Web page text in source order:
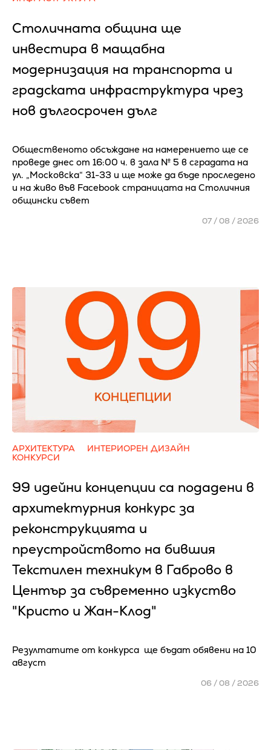
Столичната община ще
инвестира в мащабна
модернизация на транспорта и
градската инфраструктура чрез
нов дългосрочен дълг
Общественото обсъждане на намерението ще се
проведе днес от 16:00 ч. в зала № 5 в сградата на
ул. „Московска“ 31-33 и ще може да бъде проследено
и на живо във Facebook страницата на Столичния
общински съвет
07 / 08 / 2026
АРХИТЕКТУРА
ИНТЕРИОРЕН ДИЗАЙН
КОНКУРСИ
99 идейни концепции са подадени в
архитектурния конкурс за
реконструкцията и
преустройството на бившия
Текстилен техникум в Габрово в
Център за съвременно изкуство
"Кристо и Жан-Клод"
Резултатите от конкурса ще бъдат обявени на 10
август
06 / 08 / 2026